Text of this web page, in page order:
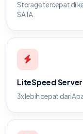
Storage tercepat di
SATA.
LiteSpeed Server
3x lebih cepat dari